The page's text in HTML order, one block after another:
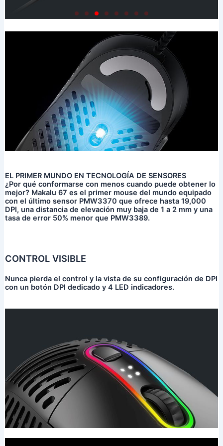
EL PRIMER MUNDO EN TECNOLOGÍA DE SENSORES
¿Por qué conformarse con menos cuando puede obtener lo
mejor? Makalu 67 es el primer mouse del mundo equipado
con el último sensor PMW3370 que ofrece hasta 19,000
DPI, una distancia de elevación muy baja de 1 a 2 mm y una
tasa de error 50% menor que PMW3389.
CONTROL VISIBLE
Nunca pierda el control y la vista de su configuración de DPI
con un botón DPI dedicado y 4 LED indicadores.